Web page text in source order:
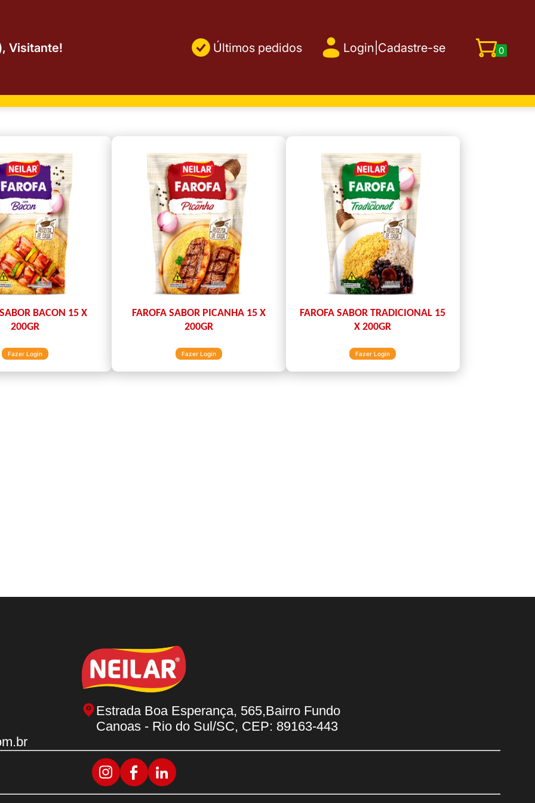
Visitante! Últimos pedidos Login Cadastre-se
BACON 15 X
200GR
Fazer Login
FAROFA SABOR PICANHA 15 X
200GR
Fazer Login
FAROFA SABOR TRADICIONAL 15
X 200GR
Fazer Login
Estrada Boa Esperança, 565,Bairro Fundo
Canoas - Rio do Sul/SC, CEP: 89163-443